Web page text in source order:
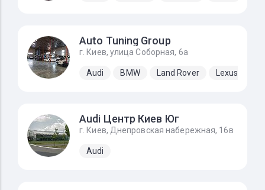
Auto Tuning Group
г. Киев, улица Соборная, 6а
Audi BMW Land Rover Lexus
Audi Центр Киев Юг
г. Киев, Днепровская набережная, 16в
Audi